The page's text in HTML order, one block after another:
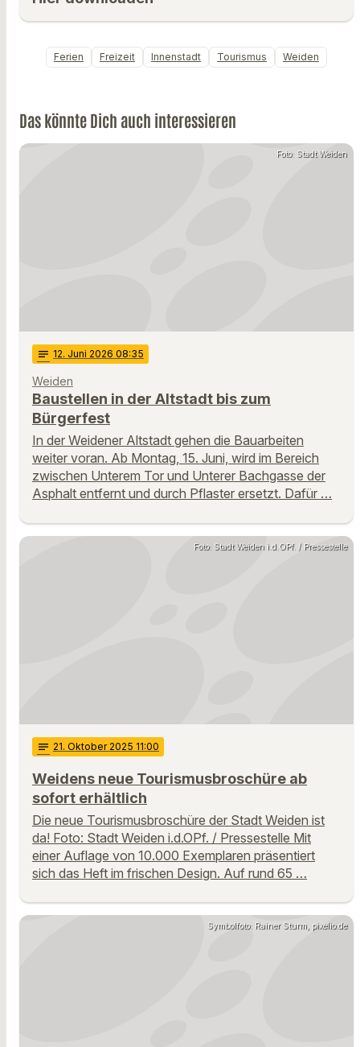
Ferien Freizeit Innenstadt Tourismus Weiden
Das könnte Dich auch interessieren
Foto: Stadt Weiden
notes 12. Juni 2026 08:35
Weiden
Baustellen in der Altstadt bis zum
Bürgerfest
In der Weidener Altstadt gehen die Bauarbeiten
weiter voran. Ab Montag, 15. Juni, wird im Bereich
zwischen Unterem Tor und Unterer Bachgasse der
Asphalt entfernt und durch Pflaster ersetzt. Dafür …
Foto: Stadt Weiden i.d.OPf. / Pressestelle
notes 21. Oktober 2025 11:00
Weidens neue Tourismusbroschüre ab
sofort erhältlich
Die neue Tourismusbroschüre der Stadt Weiden ist
da! Foto: Stadt Weiden i.d.OPf. / Pressestelle Mit
einer Auflage von 10.000 Exemplaren präsentiert
sich das Heft im frischen Design. Auf rund 65 …
Symbolfoto: Rainer Sturm, pixelio.de